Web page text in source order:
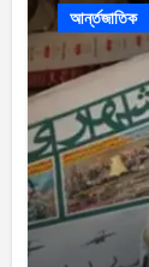
আর্ন্তজাতিক